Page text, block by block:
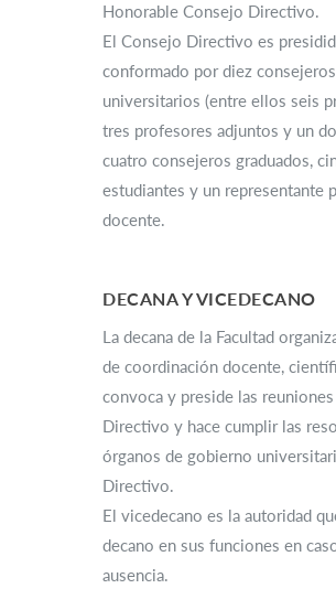
Honorable Consejo Directivo.
El Consejo Directivo es
conformado por diez
universitarios (entre ellos seis
tres profesores adjuntos y un
cuatro consejeros graduados,
estudiantes y un representante
docente.
DECANA Y VICEDECANO
La decana de la Facultad
de coordinación docente,
convoca y preside las
Directivo y hace cumplir las
órganos de gobierno
Directivo.
El vicedecano es la autoridad
decano en sus funciones en
ausencia.